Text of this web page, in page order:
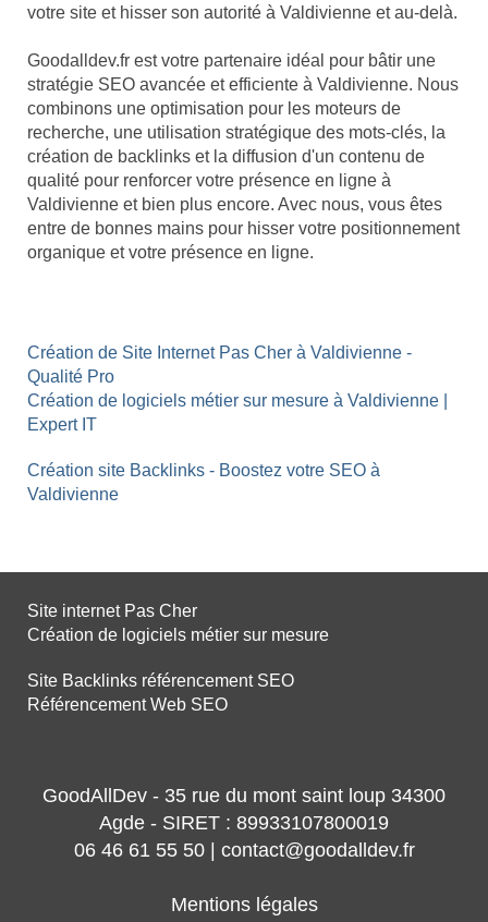
votre site et hisser son autorité à Valdivienne et au-delà.
Goodalldev.fr est votre partenaire idéal pour bâtir une
stratégie SEO avancée et efficiente à Valdivienne. Nous
combinons une optimisation pour les moteurs de
recherche, une utilisation stratégique des mots-clés, la
création de backlinks et la diffusion d'un contenu de
qualité pour renforcer votre présence en ligne à
Valdivienne et bien plus encore. Avec nous, vous êtes
entre de bonnes mains pour hisser votre positionnement
organique et votre présence en ligne.
Création de Site Internet Pas Cher à Valdivienne -
Qualité Pro
Création de logiciels métier sur mesure à Valdivienne |
Expert IT
Création site Backlinks - Boostez votre SEO à
Valdivienne
Site internet Pas Cher
Création de logiciels métier sur mesure
Site Backlinks référencement SEO
Référencement Web SEO
GoodAllDev - 35 rue du mont saint loup 34300
Agde - SIRET : 89933107800019
06 46 61 55 50 | contact@goodalldev.fr
Mentions légales